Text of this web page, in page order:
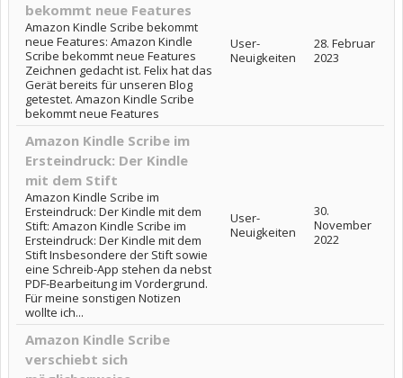
bekommt neue Features
Amazon Kindle Scribe bekommt
neue Features: Amazon Kindle
Scribe bekommt neue Features
Zeichnen gedacht ist. Felix hat das
Gerät bereits für unseren Blog
getestet. Amazon Kindle Scribe
bekommt neue Features
User-
Neuigkeiten
28. Februar
2023
Amazon Kindle Scribe im
Ersteindruck: Der Kindle
mit dem Stift
Amazon Kindle Scribe im
Ersteindruck: Der Kindle mit dem
Stift: Amazon Kindle Scribe im
Ersteindruck: Der Kindle mit dem
Stift Insbesondere der Stift sowie
eine Schreib-App stehen da nebst
PDF-Bearbeitung im Vordergrund.
Für meine sonstigen Notizen
wollte ich...
User-
Neuigkeiten
30.
November
2022
Amazon Kindle Scribe
verschiebt sich